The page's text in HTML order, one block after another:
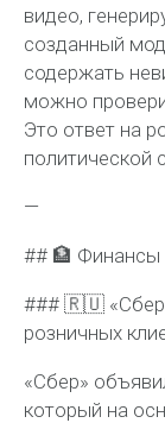
видео,
созданный
содержать
можно
Это ответ на
политической
—
## 🏦 Финансы
### 🇷🇺
розничных
«Сбер»
который на